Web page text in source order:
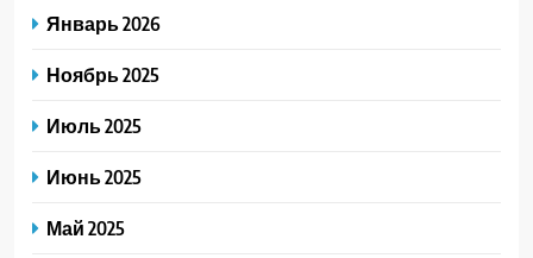
Январь 2026
Ноябрь 2025
Июль 2025
Июнь 2025
Май 2025